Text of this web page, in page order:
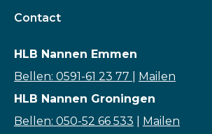
Contact
HLB Nannen Emmen
Bellen: 0591-61 23 77
Mailen
HLB Nannen Groningen
Bellen: 050-52 66 533
Mailen